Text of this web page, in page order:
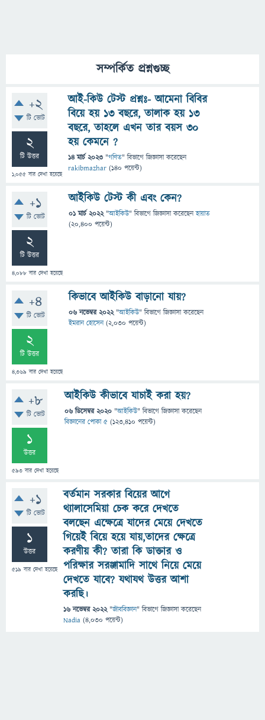
সম্পর্কিত প্রশ্নগুচ্ছ
+2
টি ভোট
2
টি উত্তর
1,055 বার দেখা হয়েছে
আই-কিউ টেস্ট প্রশ্নঃ- আমেনা বিবির
বিয়ে হয় ১৩ বছরে, তালাক হয় ১৩
বছরে, তাহলে এখন তার বয়স ৩০
হয় কেমনে ?
14 মার্চ 2023 "গণিত" বিভাগে জিজ্ঞাসাকরেছেন
rakibmazhar (140 পয়েন্ট)
+1
টি ভোট
2
টি উত্তর
4,088 বার দেখা হয়েছে
আইকিউ টেস্ট কী এবং কেন?
01 মার্চ 2022 "আইকিউ" বিভাগে জিজ্ঞাসাকরেছেনহায়াত
(20,400 পয়েন্ট)
+4
টি ভোট
2
টি উত্তর
4,369 বার দেখা হয়েছে
কিভাবে আইকিউ বাড়ানো যায়?
06 নভেম্বর 2022 "আইকিউ" বিভাগে জিজ্ঞাসাকরেছেন
ইমরান হোসেন (2,030 পয়েন্ট)
+8
টি ভোট
1
উত্তর
593 বার দেখা হয়েছে
আইকিউ কীভাবে যাচাই করা হয়?
06 ডিসেম্বর 2020 "আইকিউ" বিভাগে জিজ্ঞাসাকরেছেন
বিজ্ঞানের পোকা ৫ (123,410 পয়েন্ট)
+1
টি ভোট
1
উত্তর
519 বার দেখা হয়েছে
বর্তমান সরকার বিয়ের আগে
থ্যালাসেমিয়া চেক করে দেখতে
বলছেন এক্ষেত্রে যাদের মেয়ে দেখতে
গিয়েই বিয়ে হয়ে যায়,তাদের ক্ষেত্রে
করণীয় কী? তারা কি ডাক্তার ও
পরিক্ষার সরঞ্জামাদি সাথে নিয়ে মেয়ে
দেখতে যাবে? যথাযথ উত্তর আশা
করছি।
16 নভেম্বর 2022 "জীববিজ্ঞান" বিভাগে জিজ্ঞাসাকরেছেন
Nadia (4,030 পয়েন্ট)